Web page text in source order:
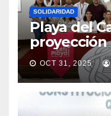
SOLIDARIDAD
Playa del
OCT 31, 2025